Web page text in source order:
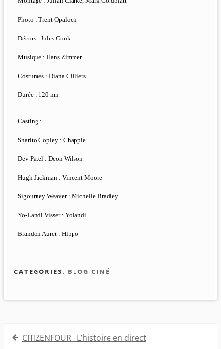
Photo : Trent Opaloch
Décors : Jules Cook
Musique : Hans Zimmer
Costumes : Diana Cilliers
Durée : 120 mn
Casting :
Sharlto Copley : Chappie
Dev Patel : Deon Wilson
Hugh Jackman : Vincent Moore
Sigourney Weaver : Michelle Bradley
Yo-Landi Visser : Yolandi
Brandon Auret : Hippo
CATEGORIES: BLOG CINÉ
Navigation
CITIZENFOUR : L’histoire en direct